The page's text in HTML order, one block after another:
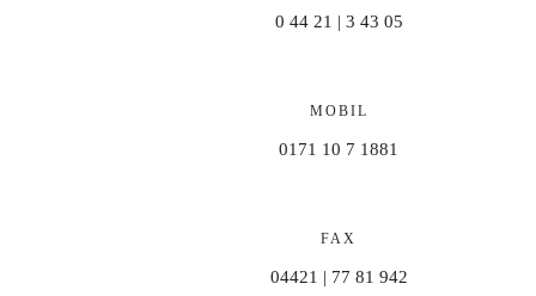
0 44 21 | 3 43 05
MOBIL
0171 10 7 1881
FAX
04421 | 77 81 942